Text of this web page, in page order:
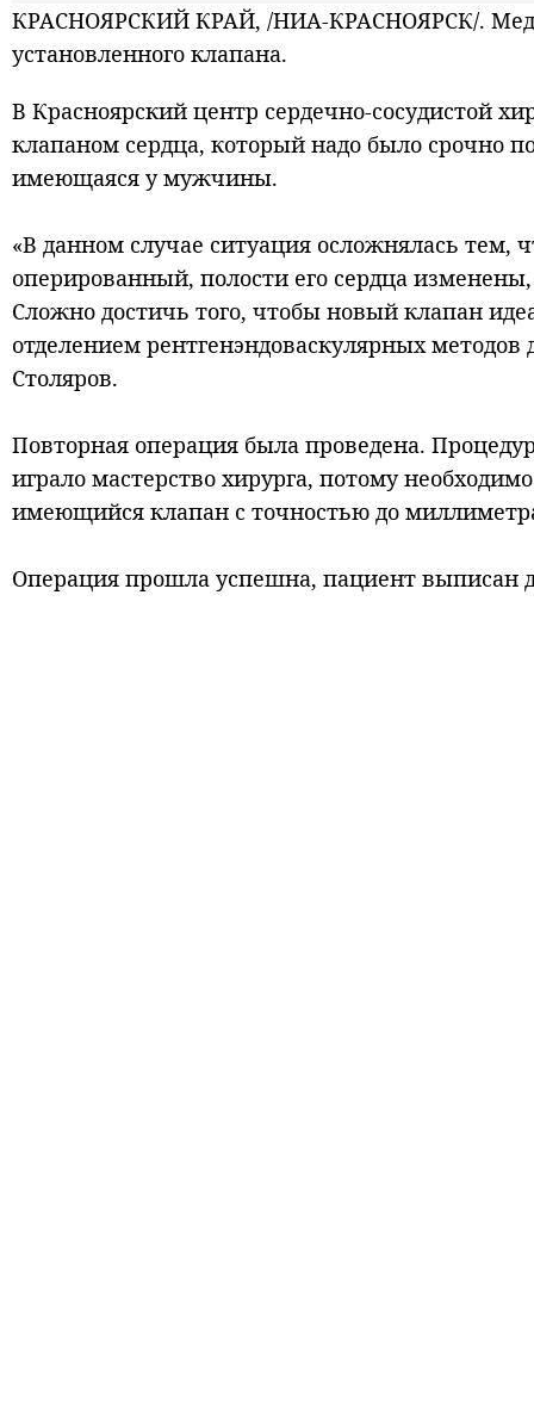
КРАСНОЯРСКИЙ КРАЙ, /НИА-КРАСНОЯРСК/.
установленного клапана.
В Красноярский центр сердечно-сосудистой
клапаном сердца, который надо было срочно
имеющаяся у мужчины.
«В данном случае ситуация осложнялась
оперированный, полости его сердца
Сложно достичь того, чтобы новый клапан
отделением рентгенэндоваскулярных
Столяров.
Повторная операция была проведена.
играло мастерство хирурга, потому
имеющийся клапан с точностью до
Операция прошла успешна, пациент выписан